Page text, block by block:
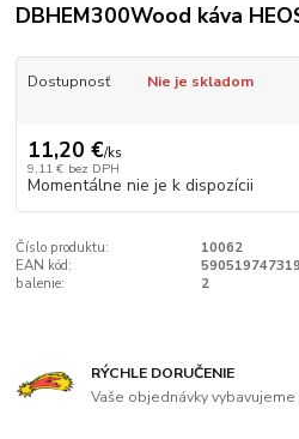
DBHEM300Wood káva
Dostupnosť Nie je skladom
11,20 €/ks
9,11 € bez DPH
Momentálne nie je k dispozícii
Číslo produktu:
10062
EAN kód:
balenie:
2
RÝCHLE DORUČENIE
Vaše objednávky vybavujeme